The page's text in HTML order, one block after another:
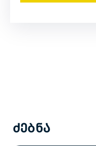
Ძებნა